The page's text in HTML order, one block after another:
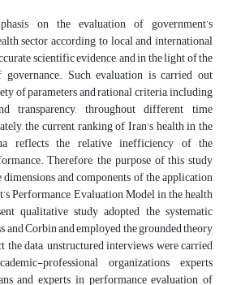
on the evaluation of government’s
sector according to local and international
scientific evidence, and in the light of the
Such evaluation is carried out
of parameters and rational criteria, including
transparency, throughout different time
the current ranking of Iran's health in the
reflects the relative inefficiency of the
Therefore, the purpose of this study
and components of the application
Performance Evaluation Model in the health
qualitative study adopted the systematic
and Corbin and employed the grounded theory
the data, unstructured interviews were carried
professional organizations experts
and experts in performance evaluation of